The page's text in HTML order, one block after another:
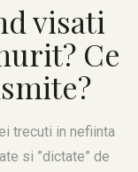
visati
Ce
trecuti in nefiinta
si ”dictate” de